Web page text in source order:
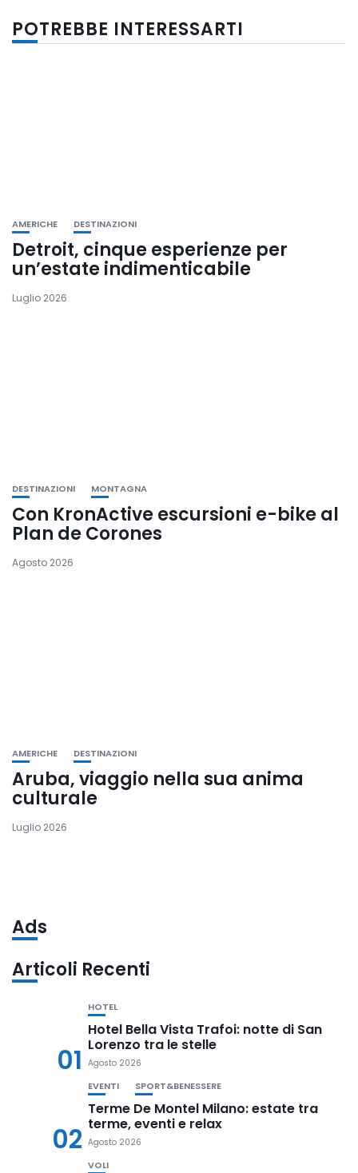
POTREBBE INTERESSARTI
AMERICHE DESTINAZIONI
Detroit, cinque esperienze per
un’estate indimenticabile
Luglio 2026
DESTINAZIONI MONTAGNA
Con KronActive escursioni e-bike al
Plan de Corones
Agosto 2026
AMERICHE DESTINAZIONI
Aruba, viaggio nella sua anima
culturale
Luglio 2026
Ads
Articoli Recenti
01
HOTEL
Hotel Bella Vista Trafoi: notte di San
Lorenzo tra le stelle
Agosto 2026
02
EVENTI SPORT&BENESSERE
Terme De Montel Milano: estate tra
terme, eventi e relax
Agosto 2026
VOLI